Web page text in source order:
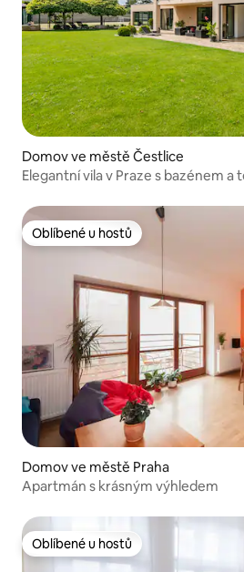
Domov ve městě Čestlice
Elegantní vila v Praze s bazénem
Oblíbené u hostů
Oblíbené u hostů
Domov ve městě Praha
Apartmán s krásným výhledem
Oblíbené u hostů
Oblíbené u hostů